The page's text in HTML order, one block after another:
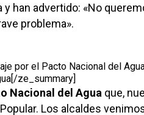
han advertido: «No
problema».
por el Pacto Nacional del
ze_summary]
Nacional del Agua que,
Los alcaldes